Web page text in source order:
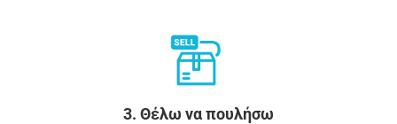
3. Θέλω να πουλήσω